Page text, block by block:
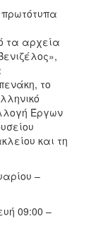
πρωτότυπα
τα αρχεία
το
Έργων
και τη
–
09:00 –